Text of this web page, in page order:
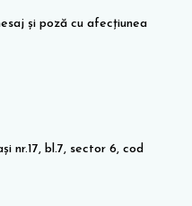
și poză cu afecțiunea
nr.17, bl.7, sector 6, cod